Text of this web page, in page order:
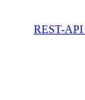
REST-API